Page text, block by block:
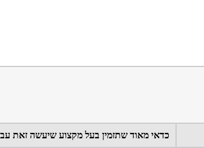
כדאי מאוד שתזמין בעל מקצוע שיעשה זאת